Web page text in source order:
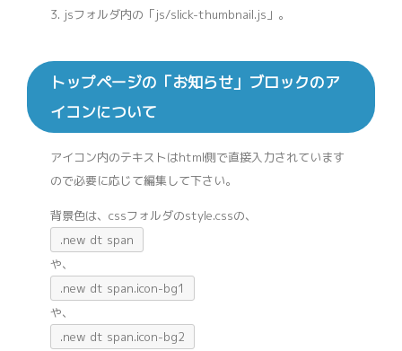
3. jsフォルダ内の「js/slick-thumbnail.js」。
トップページの「お知らせ」ブロックのア
イコンについて
アイコン内のテキストはhtml側で直接入力されています
ので必要に応じて編集して下さい。
背景色は、cssフォルダのstyle.cssの、
.new dt span
や、
.new dt span.icon-bg1
や、
.new dt span.icon-bg2